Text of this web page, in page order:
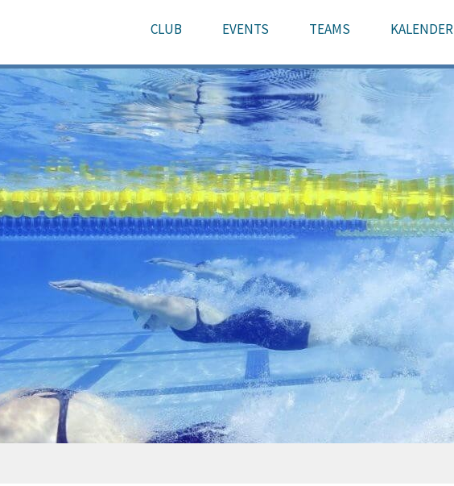
CLUB EVENTS TEAMS KALENDER